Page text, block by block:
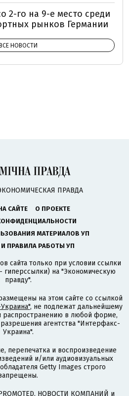
2-го на 9-е место среди
рынков Германии
ВСЕ НОВОСТИ
ПРАВДА
САЙТЕ
О ПРОЕКТЕ
МАТЕРИАЛОВ УП
ПРАВИЛА РАБОТЫ УП
сайта только при условии ссылки
гиперссылки) на "Экономическую
правду".
на этом сайте со ссылкой
, не подлежат дальнейшему
распространению в любой форме,
агентства "Интерфакс-
Украина".
перепечатка и воспроизведение
и/или аудиовизуальных
Getty Images строго
НОВОСТИ КОМПАНИЙ и